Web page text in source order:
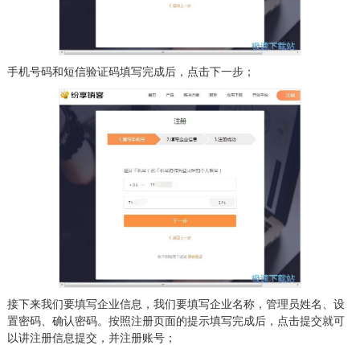
手机号码和短信验证码填写完成后，点击下一步；
接下来我们要填写企业信息，我们要填写企业名称，管理员姓名、设
置密码、确认密码。按照注册页面的提示填写完成后，点击提交就可
以讲注册信息提交，并注册账号；